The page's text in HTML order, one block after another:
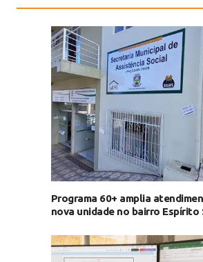
Programa 60+ amplia
nova unidade no bairro Espírito